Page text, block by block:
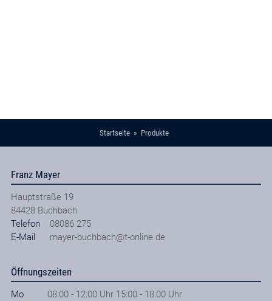
Startseite Produkte
Franz Mayer
Hauptstraße 19
84428 Buchbach
Telefon
08086 275
E-Mail
mayer-buchbach@t-online.de
Öffnungszeiten
Mo
08:00 - 12:00 Uhr 15:00 - 18:00 Uhr